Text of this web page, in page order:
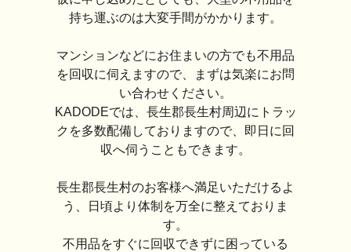
持ち運ぶのは大変手間がかかります。
マンションなどにお住まいの方でも不用品
を回収に伺えますので、まずは気楽にお問
い合わせください。
KADODEでは、長生郡長生村周辺にトラッ
クを多数配備しておりますので、即日に回
収へ伺うこともできます。
長生郡長生村のお客様へ満足いただけるよ
う、日頃より体制を万全に整えておりま
す。
不用品をすぐに回収できずに困っている